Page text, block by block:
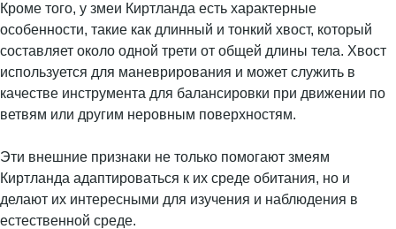
Кроме того, у змеи Киртланда есть характерные
особенности, такие как длинный и тонкий хвост, который
составляет около одной трети от общей длины тела. Хвост
используется для маневрирования и может служить в
качестве инструмента для балансировки при движении по
ветвям или другим неровным поверхностям.
Эти внешние признаки не только помогают змеям
Киртланда адаптироваться к их среде обитания, но и
делают их интересными для изучения и наблюдения в
естественной среде.